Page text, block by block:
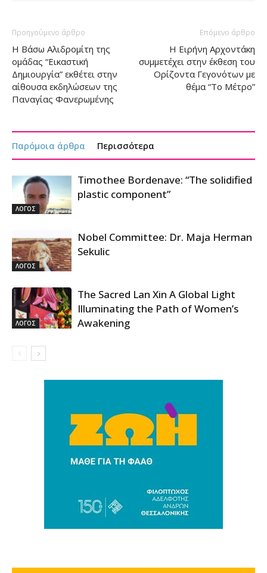
Προηγούμενο άρθρο
Η Βάσω Αλιδρομίτη της
ομάδας “Εικαστική
Δημιουργία” εκθέτει στην
αίθουσα εκδηλώσεων της
Παναγίας Φανερωμένης
Επόμενο άρθρο
Η Ειρήνη Αρχοντάκη
συμμετέχει στην έκθεση του
Ορίζοντα Γεγονότων με
θέμα “Το Μέτρο”
Παρόμοια άρθρα Περισσότερα
ΛΟΓΟΣ
Timothee Bordenave: “The solidified
plastic component”
ΛΟΓΟΣ
Nobel Committee: Dr. Maja Herman
Sekulic
ΛΟΓΟΣ
The Sacred Lan Xin A Global Light
Illuminating the Path of Women’s
Awakening